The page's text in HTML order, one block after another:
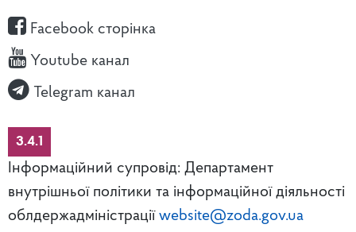
Facebook сторінка
Youtube канал
Telegram канал
3.4.1
Інформаційний супровід: Департамент
внутрішньої політики та інформаційної діяльності
облдержадміністрації website@zoda.gov.ua